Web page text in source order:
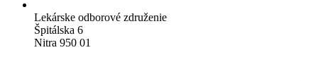
Lekárske odborové združenie
Špitálska 6
Nitra 950 01